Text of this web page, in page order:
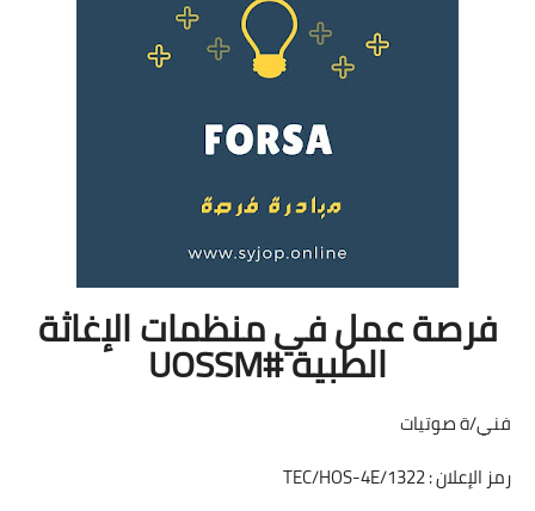
فرصة عمل في منظمات الإغاثة
الطبية #UOSSM
فني/ة صوتيات
رمز الإعلان : TEC/HOS-4E/1322